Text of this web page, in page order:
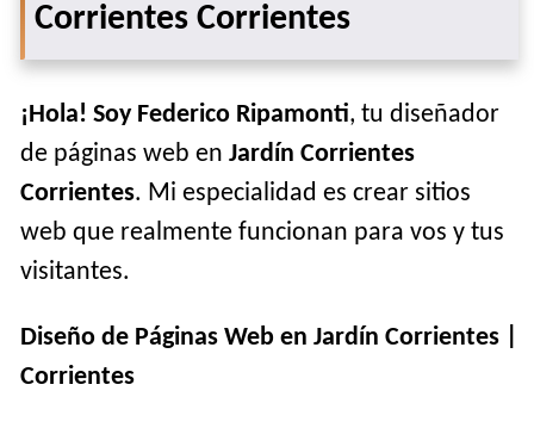
Corrientes Corrientes
¡Hola! Soy Federico Ripamonti, tu diseñador
de páginas web enJardín Corrientes
Corrientes. Mi especialidad es crear sitios
web que realmente funcionan para vos y tus
visitantes.
Diseño de Páginas Web en Jardín Corrientes |
Corrientes